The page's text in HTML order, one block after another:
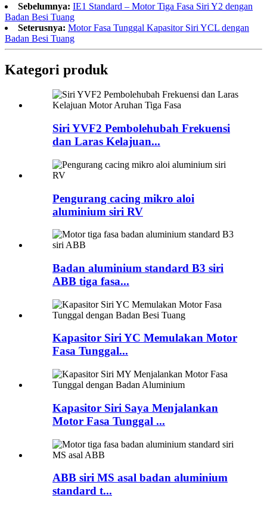
Sebelumnya: IE1 Standard – Motor Tiga Fasa Siri Y2 dengan
Badan Besi Tuang
Seterusnya: Motor Fasa Tunggal Kapasitor Siri YCL dengan
Badan Besi Tuang
Kategori produk
Siri YVF2 Pembolehubah Frekuensi
dan Laras Kelajuan...
Pengurang cacing mikro aloi
aluminium siri RV
Badan aluminium standard B3 siri
ABB tiga fasa...
Kapasitor Siri YC Memulakan Motor
Fasa Tunggal...
Kapasitor Siri Saya Menjalankan
Motor Fasa Tunggal ...
ABB siri MS asal badan aluminium
standard t...